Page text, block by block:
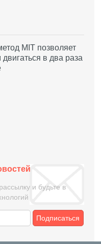
MIT позволяет
в два раза
и будьте в
Подписаться